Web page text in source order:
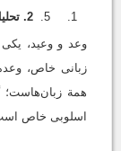
2. تحلیل زبانی وعده و وعید
وعد و وعید،
زبانی خاص،
همة زبان‌هاست؛
اسلوبی خاص است (سرل،